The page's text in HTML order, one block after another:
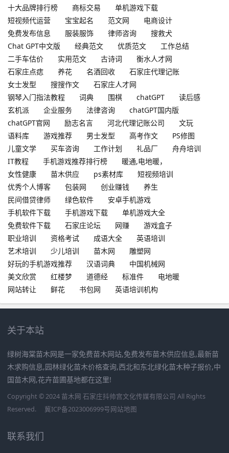
十大品牌排行榜
商标交易
单机游戏下载
短视频代运营
宝宝起名 范文网
电商设计
免费发布信息
服装服饰 律师咨询
搜救犬
Chat GPT中文版
经典范文 优质范文
工作总结
二手车估价
实用范文 古诗词
衡水人才网
石家庄点痣
养花 名酒回收
石家庄代理记账
女士发型
搜搜作文
石家庄人才网
钢琴入门指法教程
词典 围棋 chatGPT
读后感
玄机派
企业服务 法律咨询
chatGPT国内版
chatGPT官网
励志名言 河北代理记账公司
文玩
语料库
游戏推荐 男士发型 高考作文
PS修图
儿童文学
买车咨询 工作计划 礼品厂
舟舟培训
IT教程
手机游戏推荐排行榜
暖通,电地暖，
女性健康
苗木供应 ps素材库
短视频培训
优秀个人博客
包装网 创业赚钱
养生
民间借贷律师
绿色软件
安卓手机游戏
手机软件下载
手机游戏下载
单机游戏大全
免费软件下载
石家庄论坛 网赚
游戏盒子
职业培训
资格考试 成语大全
英语培训
艺术培训
少儿培训 苗木网
雕塑网
好玩的手机游戏推荐
汉语词典
中国机械网
美文欣赏
红楼梦 道德经 标准件
电地暖
网站转让
鲜花 书包网 英语培训机构
关于本站
绿树海棠苗木网是一家免费苗木网站,免费发布苗木供应信息,最新苗
木求购信息,园林绿化苗木价格查询,西北和东北绿化苗木种子报价,中
国苗木网,花卉苗圃基地都在这里!
Copyright © 2024 苗木网 石家庄抖帅宫文化传媒有限公司 All Rights
Reserved.
冀ICP备2023006999号网站地图
联系我们